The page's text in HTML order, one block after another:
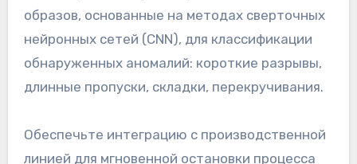
образов, основанные на методах сверточных
нейронных сетей (CNN), для классификации
обнаруженных аномалий: короткие разрывы,
длинные пропуски, складки, перекручивания.
Обеспечьте интеграцию с производственной
линией для мгновенной остановки процесса